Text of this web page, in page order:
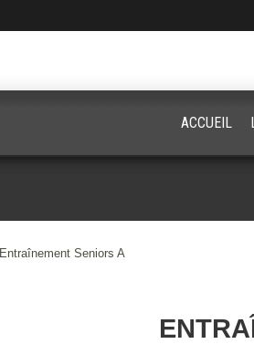
Entraînement Seniors A
ACCUEIL